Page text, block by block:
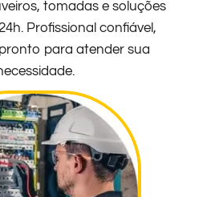
tomadas e soluções
Profissional confiável,
para atender sua